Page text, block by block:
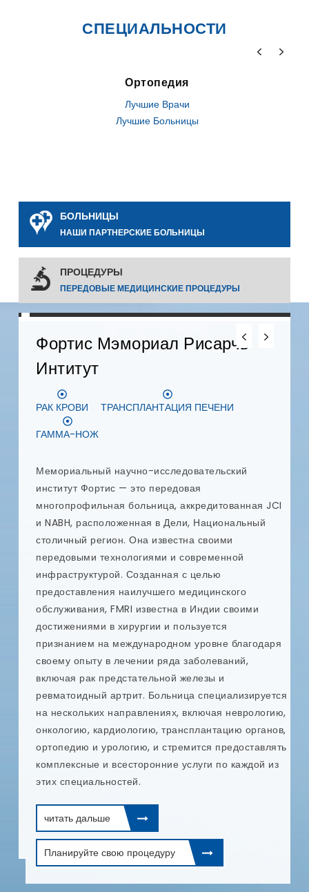
СПЕЦИАЛЬНОСТИ
Ортопедия
Лучшие Врачи
Лучшие Больницы
БОЛЬНИЦЫ
НАШИ ПАРТНЕРСКИЕ БОЛЬНИЦЫ
ПРОЦЕДУРЫ
ПЕРЕДОВЫЕ МЕДИЦИНСКИЕ ПРОЦЕДУРЫ
0 0 0
Фортис Мэмориал Рисарчь
Интитут
РАК КРОВИ
ТРАНСПЛАНТАЦИЯ ПЕЧЕНИ
ГАММА-НОЖ
Мемориальный научно-исследовательский
институт Фортис — это передовая
многопрофильная больница, аккредитованная JCI
и NABH, расположенная в Дели, Национальный
столичный регион. Она известна своими
передовыми технологиями и современной
инфраструктурой. Созданная с целью
предоставления наилучшего медицинского
обслуживания, FMRI известна в Индии своими
достижениями в хирургии и пользуется
признанием на международном уровне благодаря
своему опыту в лечении ряда заболеваний,
включая рак предстательной железы и
ревматоидный артрит. Больница специализируется
на нескольких направлениях, включая неврологию,
онкологию, кардиологию, трансплантацию органов,
ортопедию и урологию, и стремится предоставлять
комплексные и всесторонние услуги по каждой из
этих специальностей.
читать дальше
Планируйте свою процедуру